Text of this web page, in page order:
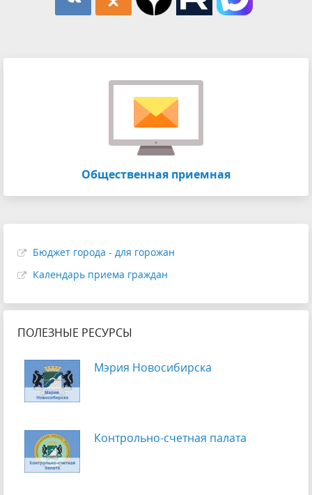
Общественная приемная
Бюджет города - для горожан
Календарь приема граждан
ПОЛЕЗНЫЕ РЕСУРСЫ
Мэрия Новосибирска
Контрольно-счетная палата